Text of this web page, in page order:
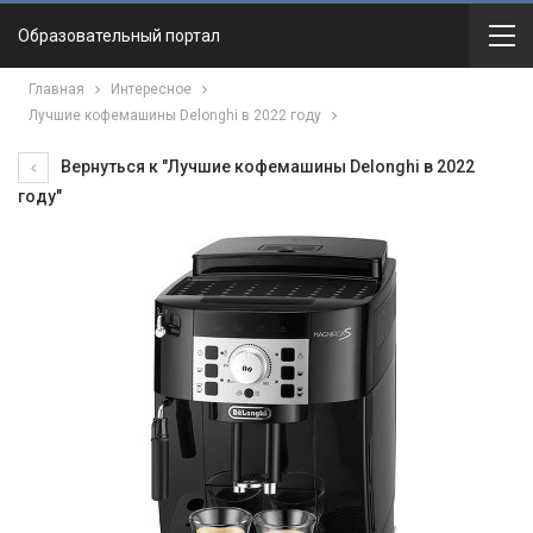
Образовательный портал
Главная
Интересное
Лучшие кофемашины Delonghi в 2022 году
Вернуться к "Лучшие кофемашины Delonghi в 2022
году"